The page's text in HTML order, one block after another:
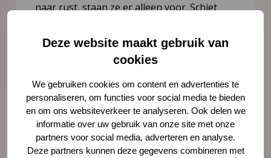
Deze website maakt gebruik van
cookies
We gebruiken cookies om content en advertenties te
personaliseren, om functies voor social media te bieden
en om ons websiteverkeer te analyseren. Ook delen we
informatie over uw gebruik van onze site met onze
partners voor social media, adverteren en analyse.
Deze partners kunnen deze gegevens combineren met
naar rust, staan ze er alleen voor. Schiet
bestuurder van het Nederlands Centrum
Jeugdgezondheid.
Lees meer